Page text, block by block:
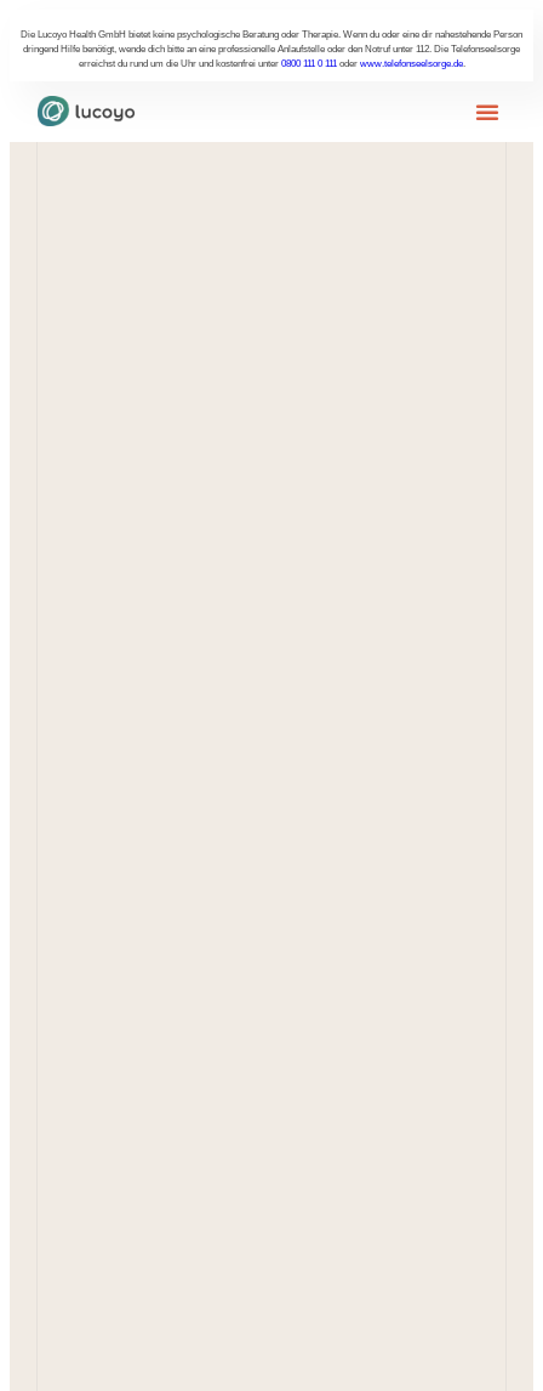
Die Lucoyo Health GmbH bietet keine psychologische Beratung oder Therapie. Wenn du oder eine dir nahestehende Person
dringend Hilfe benötigt, wende dich bitte an eine professionelle Anlaufstelle oder den Notruf unter 112. Die Telefonseelsorge
erreichst du rund um die Uhr und kostenfrei unter 0800 111 0 111oder www.telefonseelsorge.de.